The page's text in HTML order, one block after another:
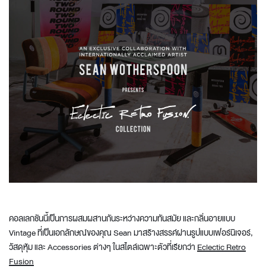
คอลเลกชันนี้เป็นการผสมผสานกันระหว่างความทันสมัย และกลิ่นอายแบบ
Vintage ที่เป็นเอกลักษณ์ของคุณ Sean มาสร้างสรรค์ผ่านรูปแบบเฟอร์นิเจอร์,
วัสดุหุ้ม และ Accessories ต่างๆ ในสไตล์เฉพาะตัวที่เรียกว่า Eclectic Retro
Fusion